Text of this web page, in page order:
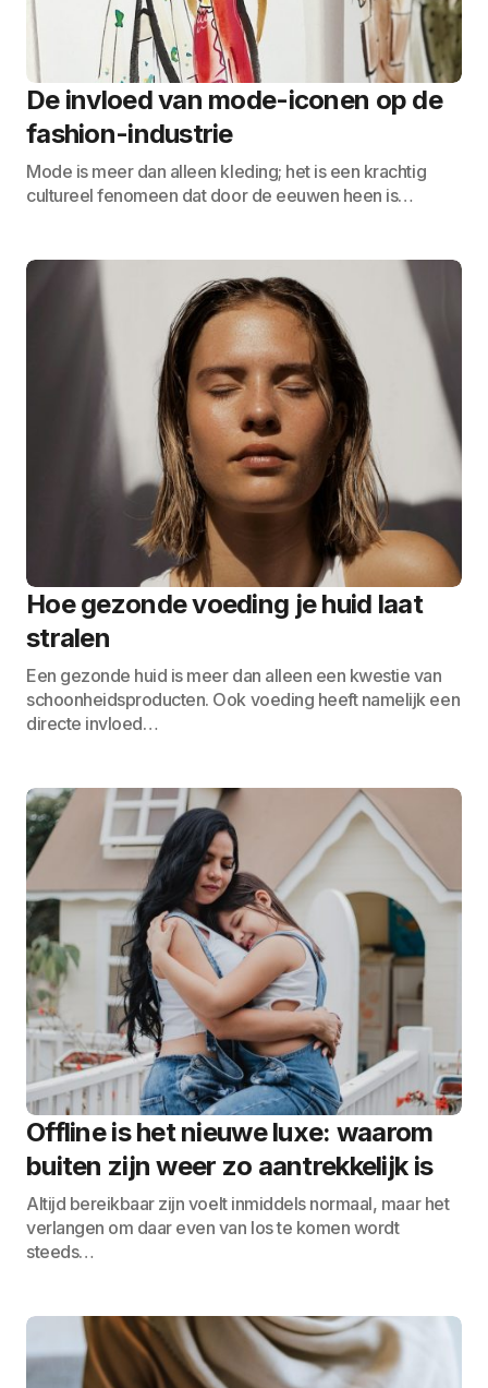
De invloed van mode-iconen op de
fashion-industrie
Mode is meer dan alleen kleding; het is een krachtig
cultureel fenomeen dat door de eeuwen heen is…
Hoe gezonde voeding je huid laat
stralen
Een gezonde huid is meer dan alleen een kwestie van
schoonheidsproducten. Ook voeding heeft namelijk een
directe invloed…
Offline is het nieuwe luxe: waarom
buiten zijn weer zo aantrekkelijk is
Altijd bereikbaar zijn voelt inmiddels normaal, maar het
verlangen om daar even van los te komen wordt
steeds…